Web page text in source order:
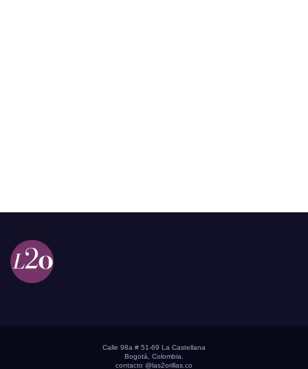
Calle 98a # 51-69 La Castellana
Bogotá, Colombia.
contacto @las2orillas.co